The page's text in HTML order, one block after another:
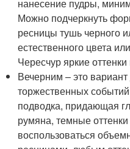
нанесение пудры,
Можно подчеркнуть
ресницы тушь черного
естественного цвета
Чересчур яркие
Вечерним – это
торжественных
подводка, придающая
румяна, темные
воспользоваться